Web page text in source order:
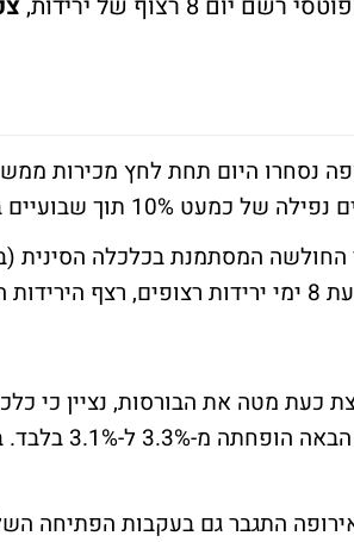
המסתמנת בכלכלה הסינית
כעת מטה את הבורסות, נציין כי
לפיה הצמיחה
התגבר גם בעקבות הפתיחה